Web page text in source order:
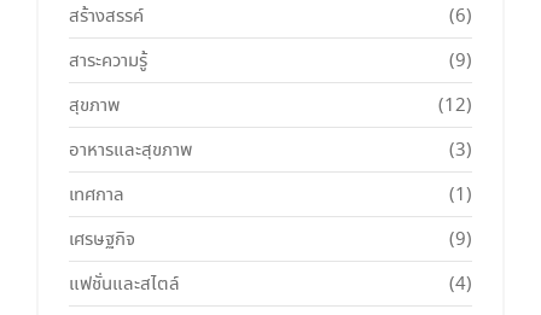
สร้างสรรค์
(6)
สาระความรู้
(9)
สุขภาพ
(12)
อาหารและสุขภาพ
(3)
เทศกาล
(1)
เศรษฐกิจ
(9)
แฟชั่นและสไตล์
(4)